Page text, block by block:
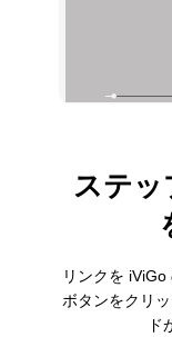
ステッ
リンクを
ボタンをクリ
ド